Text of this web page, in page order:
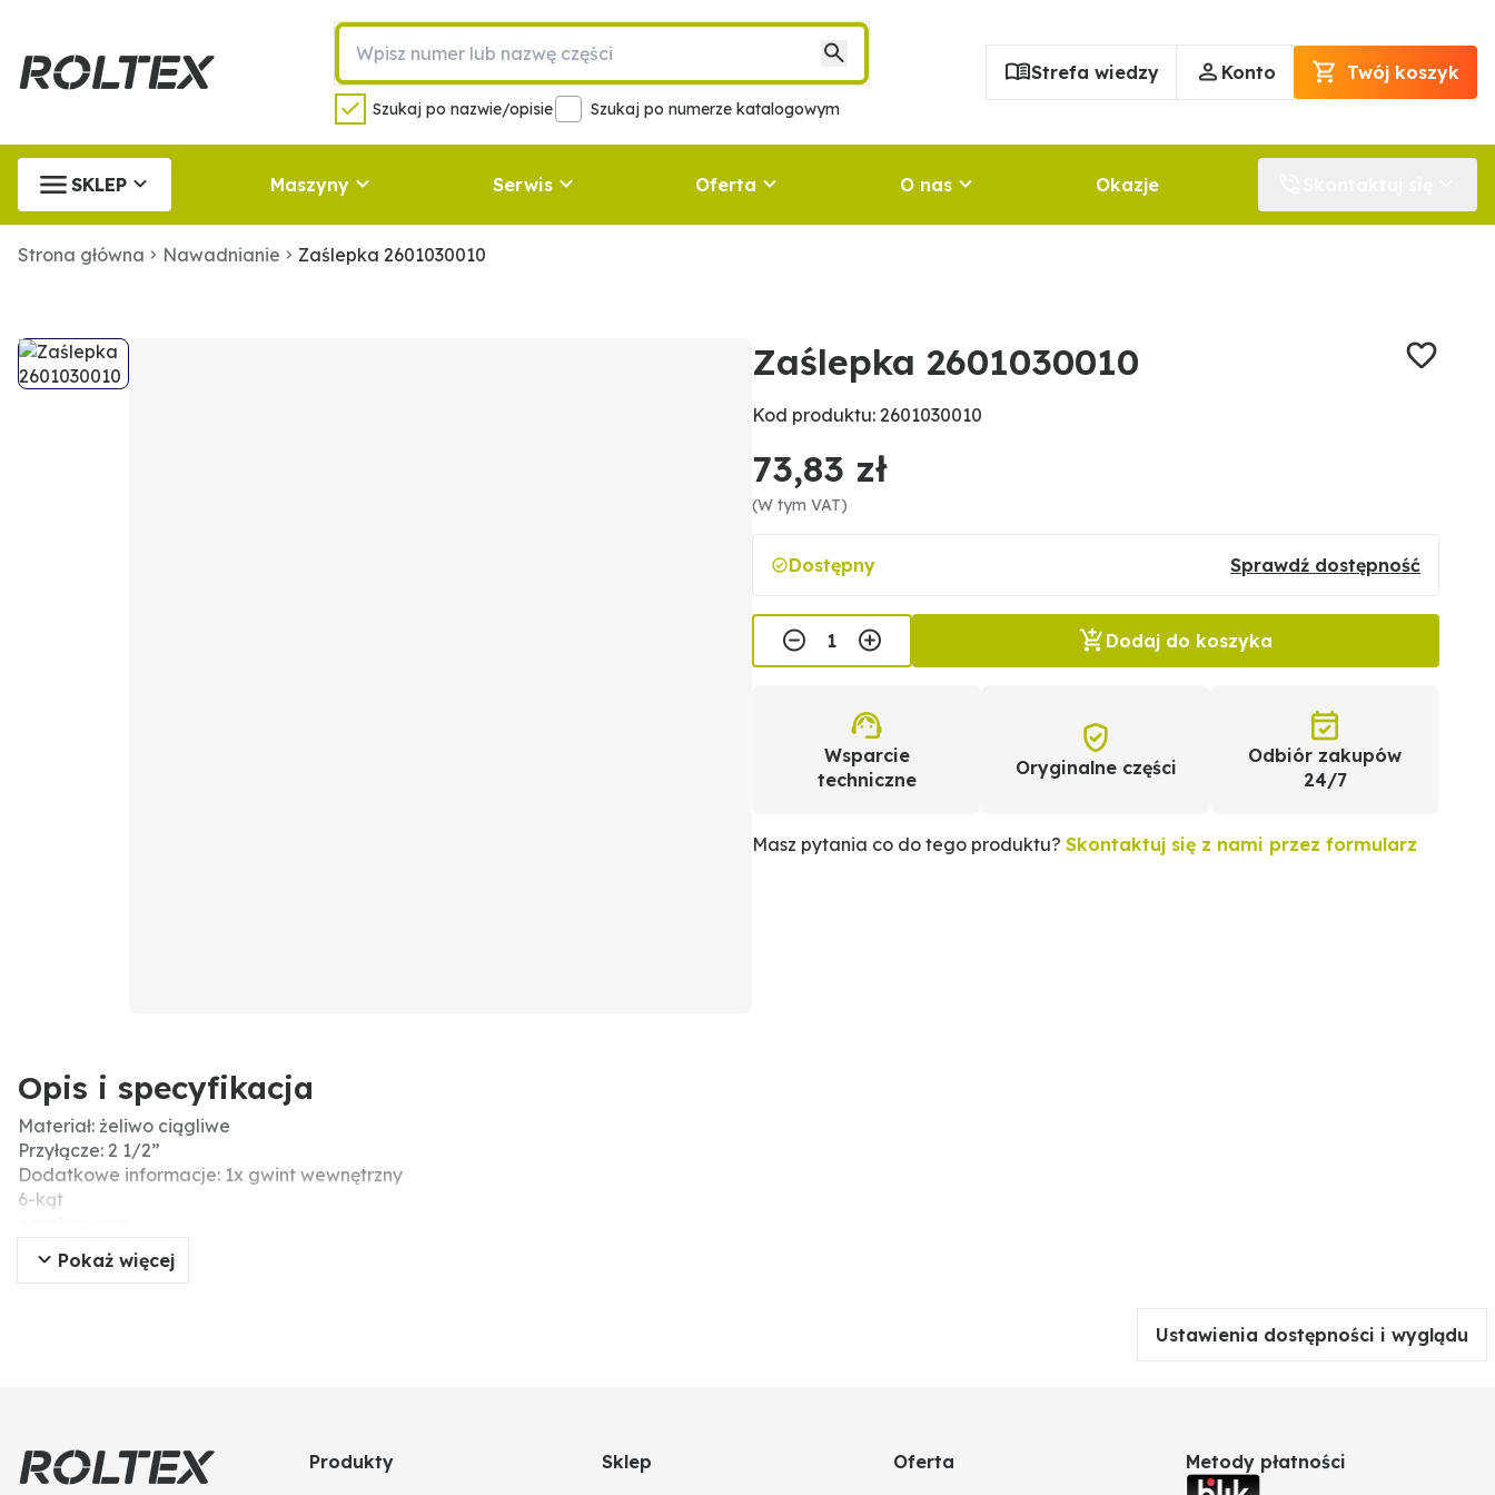
Szukaj po nazwie/opisie Szukaj po numerze katalogowym
Strefa wiedzy Konto Twój koszyk
SKLEP Maszyny Serwis Oferta O nas Okazje
Strona główna Nawadnianie Zaślepka 2601030010
Zaślepka 2601030010
Kod produktu: 2601030010
73,83 zł
(W tym VAT)
Dostępny Sprawdź dostępność
Dodaj do koszyka
Wsparcie
techniczne
Oryginalne części
Odbiór zakupów
24/7
Masz pytania co do tego produktu? Skontaktuj się z nami przez formularz
Opis i specyfikacja
Materiał: żeliwo ciągliwe
Przyłącze: 2 1/2”
Dodatkowe informacje: 1x gwint wewnętrzny
6-kąt
Pokaż więcej
Ustawienia dostępności i wyglądu
Produkty Sklep Oferta Metody płatności